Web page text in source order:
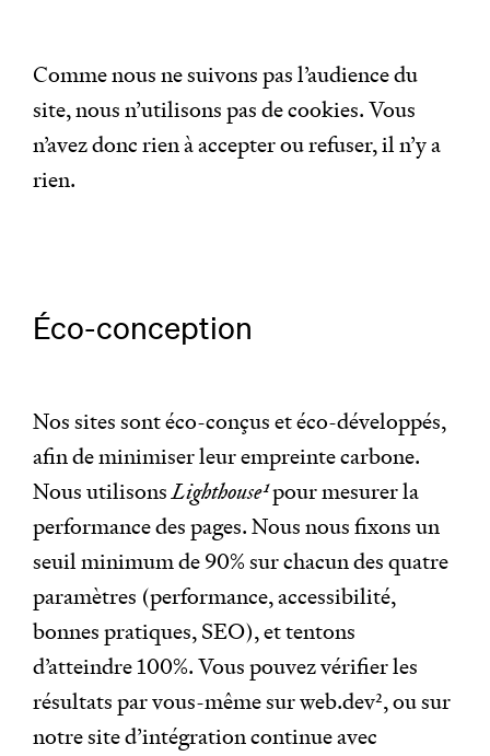
Comme nous ne suivons pas l’audience du
site, nous n’utilisons pas de cookies. Vous
n’avez donc rien à accepter ou refuser, il n’y a
rien.
Éco-conception
Nos sites sont éco-conçus et éco-développés,
afin de minimiser leur empreinte carbone.
Nous utilisonsLighthouse1pour mesurer la
performance des pages. Nous nous fixons un
seuil minimum de 90% sur chacun des quatre
paramètres (performance, accessibilité,
bonnes pratiques, SEO), et tentons
d’atteindre 100%. Vous pouvez vérifier les
résultats par vous-même sur web.dev2, ou sur
notre site d’intégration continue avec